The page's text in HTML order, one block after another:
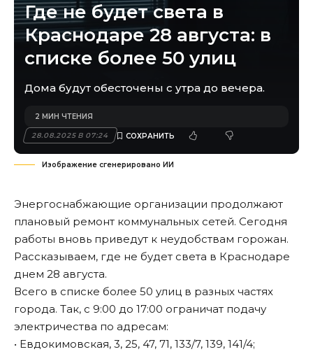
Где не будет света в
Краснодаре 28 августа: в
списке более 50 улиц
Дома будут обесточены с утра до вечера.
28.08.2025 В 07:24
2 МИН ЧТЕНИЯ
Изображение сгенерировано ИИ
Энергоснабжающие организации продолжают
плановый ремонт коммунальных сетей. Сегодня
работы вновь приведут к неудобствам горожан.
Рассказываем, где не будет света в Краснодаре
днем 28 августа.
Всего в списке более 50 улиц в разных частях
города. Так, с 9:00 до 17:00 ограничат подачу
электричества по адресам:
• Евдокимовская, 3, 25, 47, 71, 133/7, 139, 141/4;